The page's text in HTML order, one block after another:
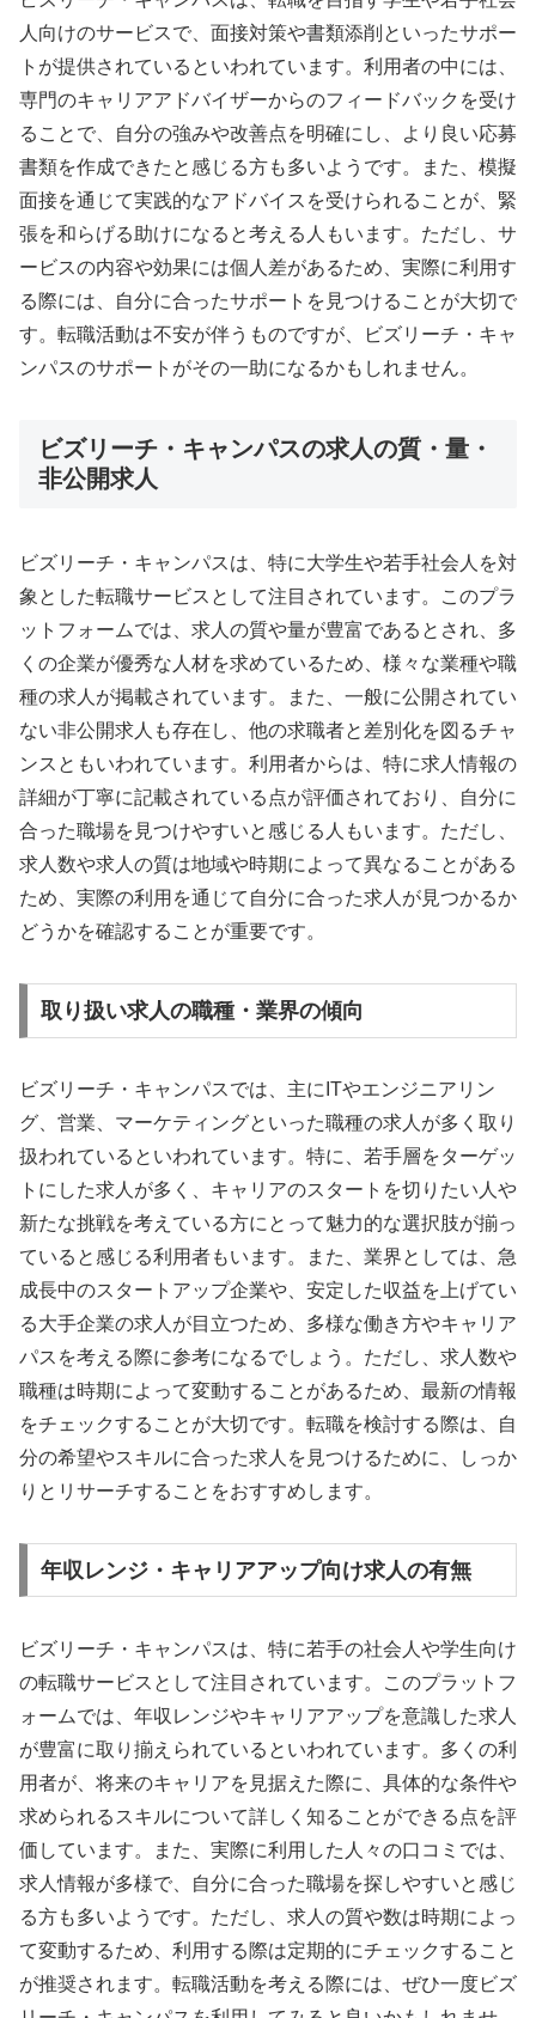
人向けのサービスで、面接対策や書類添削といったサポー
トが提供されているといわれています。利用者の中には、
専門のキャリアアドバイザーからのフィードバックを受け
ることで、自分の強みや改善点を明確にし、より良い応募
書類を作成できたと感じる方も多いようです。また、模擬
面接を通じて実践的なアドバイスを受けられることが、緊
張を和らげる助けになると考える人もいます。ただし、サ
ービスの内容や効果には個人差があるため、実際に利用す
る際には、自分に合ったサポートを見つけることが大切で
す。転職活動は不安が伴うものですが、ビズリーチ・キャ
ンパスのサポートがその一助になるかもしれません。
ビズリーチ・キャンパスの求人の質・量・
非公開求人
ビズリーチ・キャンパスは、特に大学生や若手社会人を対
象とした転職サービスとして注目されています。このプラ
ットフォームでは、求人の質や量が豊富であるとされ、多
くの企業が優秀な人材を求めているため、様々な業種や職
種の求人が掲載されています。また、一般に公開されてい
ない非公開求人も存在し、他の求職者と差別化を図るチャ
ンスともいわれています。利用者からは、特に求人情報の
詳細が丁寧に記載されている点が評価されており、自分に
合った職場を見つけやすいと感じる人もいます。ただし、
求人数や求人の質は地域や時期によって異なることがある
ため、実際の利用を通じて自分に合った求人が見つかるか
どうかを確認することが重要です。
取り扱い求人の職種・業界の傾向
ビズリーチ・キャンパスでは、主にITやエンジニアリン
グ、営業、マーケティングといった職種の求人が多く取り
扱われているといわれています。特に、若手層をターゲッ
トにした求人が多く、キャリアのスタートを切りたい人や
新たな挑戦を考えている方にとって魅力的な選択肢が揃っ
ていると感じる利用者もいます。また、業界としては、急
成長中のスタートアップ企業や、安定した収益を上げてい
る大手企業の求人が目立つため、多様な働き方やキャリア
パスを考える際に参考になるでしょう。ただし、求人数や
職種は時期によって変動することがあるため、最新の情報
をチェックすることが大切です。転職を検討する際は、自
分の希望やスキルに合った求人を見つけるために、しっか
りとリサーチすることをおすすめします。
年収レンジ・キャリアアップ向け求人の有無
ビズリーチ・キャンパスは、特に若手の社会人や学生向け
の転職サービスとして注目されています。このプラットフ
ォームでは、年収レンジやキャリアアップを意識した求人
が豊富に取り揃えられているといわれています。多くの利
用者が、将来のキャリアを見据えた際に、具体的な条件や
求められるスキルについて詳しく知ることができる点を評
価しています。また、実際に利用した人々の口コミでは、
求人情報が多様で、自分に合った職場を探しやすいと感じ
る方も多いようです。ただし、求人の質や数は時期によっ
て変動するため、利用する際は定期的にチェックすること
が推奨されます。転職活動を考える際には、ぜひ一度ビズ